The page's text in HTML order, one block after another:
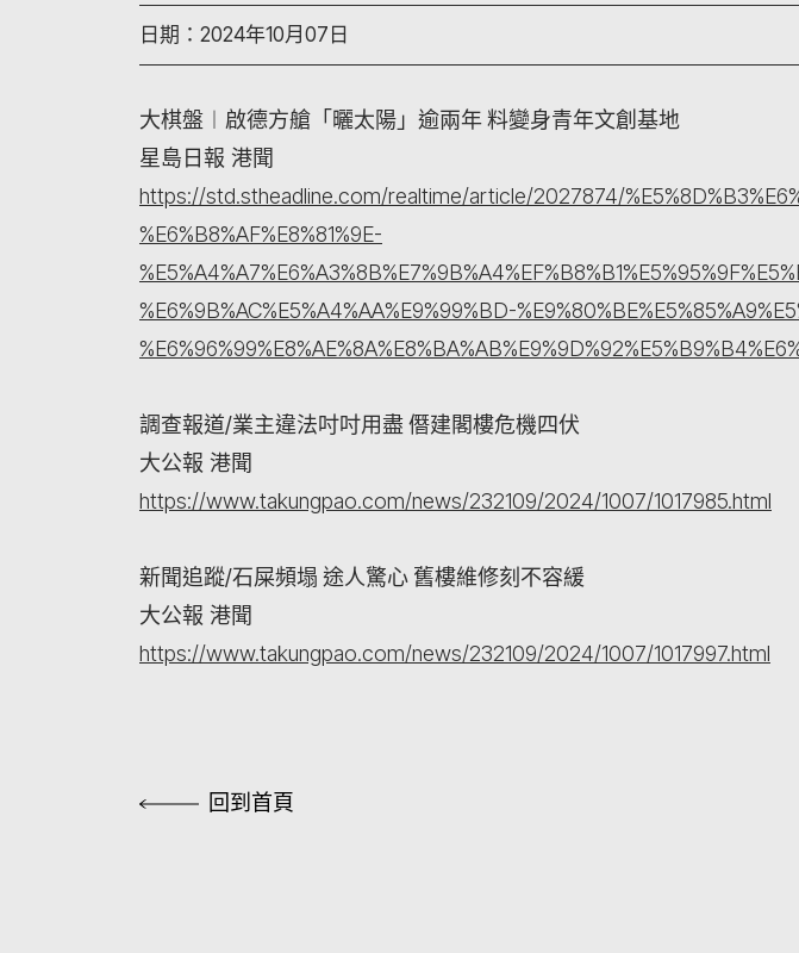
日期：2024年10月07日
大棋盤︱啟德方艙「曬太陽」逾兩年 料變身青年文創基地
星島日報 港聞
https://std.stheadline.com/realtime/article/2027874/
%E6%B8%AF%E8%81%9E-
%E6%9B%AC%E5%A4%AA%E9%99%BD-
調查報道/業主違法吋吋用盡 僭建閣樓危機四伏
大公報 港聞
https://www.takungpao.com/news/232109/2024/1007/1017985.html
新聞追蹤/石屎頻塌 途人驚心 舊樓維修刻不容緩
大公報 港聞
https://www.takungpao.com/news/232109/2024/1007/1017997.html
回到首頁